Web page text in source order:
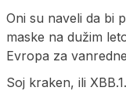
Oni su naveli da bi
maske na dužim
Evropa za
Soj kraken, ili